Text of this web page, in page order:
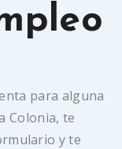
para alguna
Colonia, te
y te